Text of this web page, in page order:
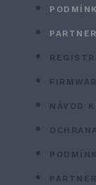
NÁVOD